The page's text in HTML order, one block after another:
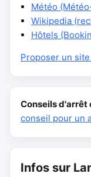
Météo
Wikipedia
Hôtels
Proposer un
Conseils d'arrêt
conseil pour un
Infos sur